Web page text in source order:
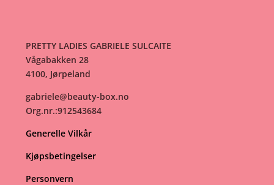
PRETTY LADIES GABRIELE SULCAITE
Vågabakken 28
4100, Jørpeland
gabriele@beauty-box.no
Org.nr.:912543684
Generelle Vilkår
Kjøpsbetingelser
Personvern